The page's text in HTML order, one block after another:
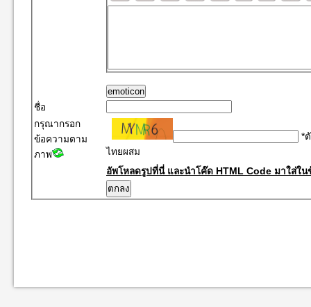
emoticon
ชื่อ
กรุณากรอก
ข้อความตาม
ภาพ
*
ไทยผสม
อัพโหลดรูปที่นี่ และนำโค๊ด HTML Code มาใส่ใน